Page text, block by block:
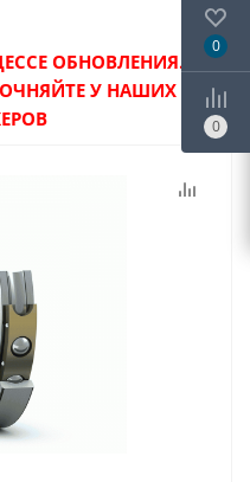
ОБНОВЛЕНИЯ.
У НАШИХ
0
0